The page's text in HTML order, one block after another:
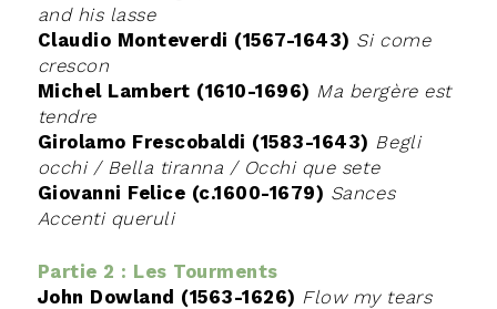
and his lasse
Claudio Monteverdi (1567-1643) Si come
crescon
Michel Lambert (1610-1696) Ma bergère est
tendre
Girolamo Frescobaldi (1583-1643) Begli
occhi / Bella tiranna / Occhi que sete
Giovanni Felice (c.1600-1679) Sances
Accenti queruli
Partie 2 : Les Tourments
John Dowland (1563-1626) Flow my tears